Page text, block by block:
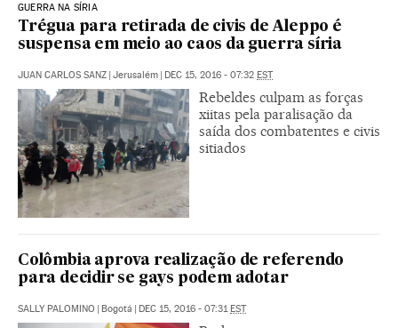
GUERRA NA SÍRIA
Trégua para retirada de civis de Aleppo é
suspensa em meio ao caos da guerra síria
JUAN CARLOS SANZ | Jerusalém | DEC 15, 2016 - 07:32 EST
Rebeldes culpam as forças
xiitas pela paralisação da
saída dos combatentes e civis
sitiados
Colômbia aprova realização de referendo
para decidir se gays podem adotar
SALLY PALOMINO | Bogotá | DEC 15, 2016 - 07:31 EST